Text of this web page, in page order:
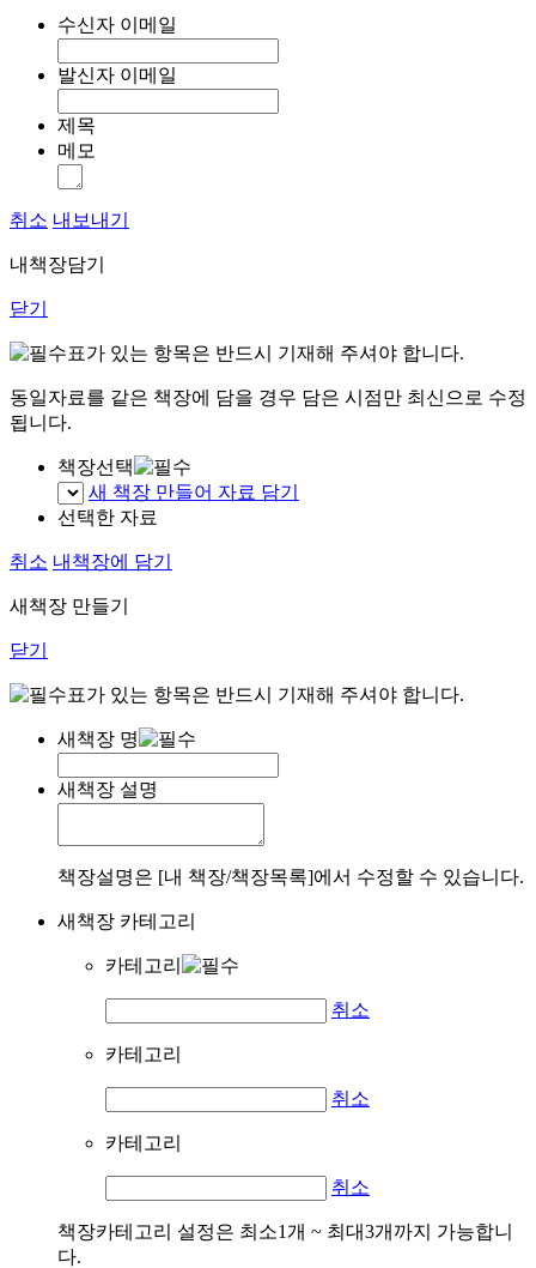
수신자 이메일
발신자 이메일
제목
메모
취소 내보내기
내책장담기
닫기
표가 있는 항목은 반드시 기재해 주셔야 합니다.
동일자료를 같은 책장에 담을 경우 담은 시점만 최신으로 수정
됩니다.
책장선택
새 책장 만들어 자료 담기
선택한 자료
취소 내책장에 담기
새책장 만들기
닫기
표가 있는 항목은 반드시 기재해 주셔야 합니다.
새책장 명
새책장 설명
책장설명은 [내 책장/책장목록]에서 수정할 수 있습니다.
새책장 카테고리
카테고리
취소
카테고리
취소
카테고리
취소
책장카테고리 설정은 최소1개 ~ 최대3개까지 가능합니
다.